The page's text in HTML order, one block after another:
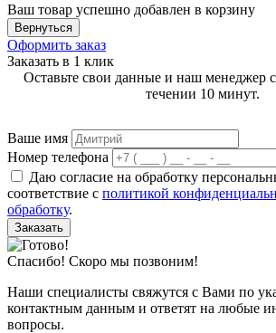
Ваш товар успешно добавлен в корзину
Вернуться
Оформить заказ
Заказать в 1 клик
Оставьте свои данные и наш менеджер
течении 10 минут.
Ваше имя
Номер телефона
Даю согласие на обработку
соответствие с политикой
обработку.
Заказать
Спасибо! Скоро мы позвоним!
Наши специалисты свяжутся с Вами по
контактным данным и ответят на любые
вопросы.